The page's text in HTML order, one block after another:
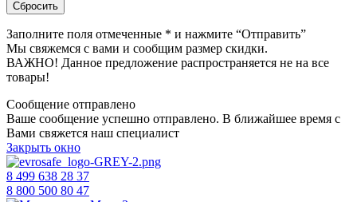
Заполните поля отмеченные * и нажмите “Отправить”
Мы свяжемся с вами и сообщим размер скидки.
ВАЖНО! Данное предложение распространяется не на все
товары!
Сообщение отправлено
Ваше сообщение успешно отправлено. В ближайшее время с
Вами свяжется наш специалист
Закрыть окно
8 499 638 28 37
8 800 500 80 47